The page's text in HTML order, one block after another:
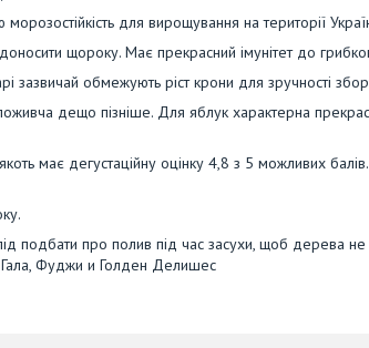
морозостійкість для вирощування на території
щороку. Має прекрасний імунітет до
зазвичай обмежують ріст крони для зручності
дещо пізніше. Для яблук характерна
має дегустаційну оцінку 4,8 з 5 можливих
подбати про полив під час засухи, щоб дерева не
Гала, Фуджи и Голден Делишес